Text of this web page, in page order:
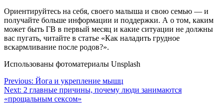
Ориентируйтесь на себя, своего малыша и свою семью — и
получайте больше информации и поддержки. А о том, каким
может быть ГВ в первый месяц и какие ситуации не должны
вас пугать, читайте в статье «Как наладить грудное
вскармливание после родов?».
Использованы фотоматериалы Unsplash
Навигация
по
Previous: Йога и укрепление мышц
Next: 2 главные причины, почему люди занимаются
«прощальным сексом»